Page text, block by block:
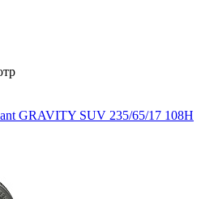
GRAVITY SUV 235/65/17 108H